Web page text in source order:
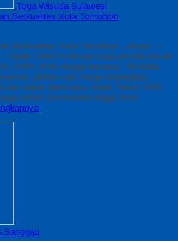
Toga Wisuda Sulawesi
Berkualitas Kota Tomohon
Berkualitas Kota Tomohon – Aman –
Sejak 1999 Produsen toga wisuda murah
SMP, SMA hingga kampus. Tersedia
jahitan rapi, harga terjangkau,
dan dapat dipercaya, Sejak Tahun 1999
minim Berstandar tinggi Demi
Sanggau